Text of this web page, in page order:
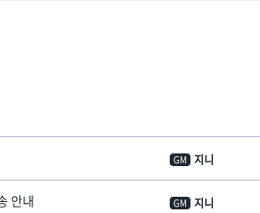
GM 지니
안내 GM 지니